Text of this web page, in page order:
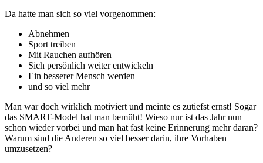
Da hatte man sich so viel vorgenommen:
Abnehmen
Sport treiben
Mit Rauchen aufhören
Sich persönlich weiter entwickeln
Ein besserer Mensch werden
und so viel mehr
Man war doch wirklich motiviert und meinte es zutiefst ernst! Sogar
das SMART-Model hat man bemüht! Wieso nur ist das Jahr nun
schon wieder vorbei und man hat fast keine Erinnerung mehr daran?
Warum sind die Anderen so viel besser darin, ihre Vorhaben
umzusetzen?